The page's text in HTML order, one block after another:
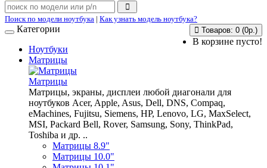
Поиск по модели ноутбука | Как узнать модель ноутбука?
Товаров: 0 (0р.)
В корзине пусто!
Категории
Ноутбуки
Матрицы
Матрицы
Матрицы, экраны, дисплеи любой диагонали для
ноутбуков Acer, Apple, Asus, Dell, DNS, Compaq,
eMachines, Fujitsu, Siemens, HP, Lenovo, LG, MaxSelect,
MSI, Packard Bell, Rover, Samsung, Sony, ThinkPad,
Toshiba и др. ..
Матрицы 8.9"
Матрицы 10.0"